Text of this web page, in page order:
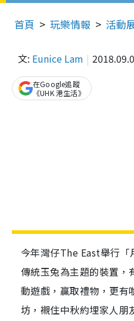
首頁 玩樂情報 活動
文: Eunice Lam
在Google追蹤
《UHK 港生活》
今年灣仔The East舉行
傳統玉兔為主題的裝置，
動遊戲，贏取禮物，更有
坊，襯住中秋約埋家人朋